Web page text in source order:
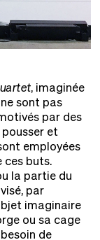
, imaginée
sont pas
par des
et
employées
ces buts.
la partie du
par
imaginaire
ou sa cage
de